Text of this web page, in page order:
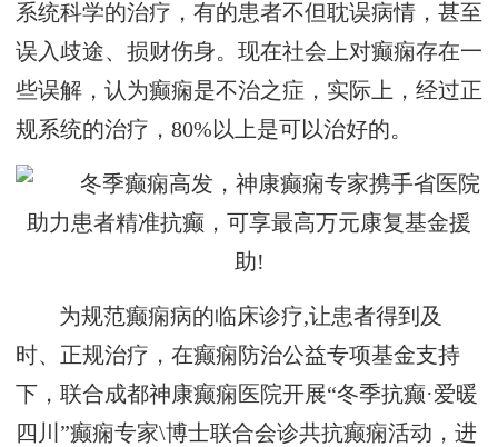
系统科学的治疗，有的患者不但耽误病情，甚至
误入歧途、损财伤身。现在社会上对癫痫存在一
些误解，认为癫痫是不治之症，实际上，经过正
规系统的治疗，80%以上是可以治好的。
为规范癫痫病的临床诊疗,让患者得到及
时、正规治疗，在癫痫防治公益专项基金支持
下，联合成都神康癫痫医院开展“冬季抗癫·爱暖
四川”癫痫专家\博士联合会诊共抗癫痫活动，进